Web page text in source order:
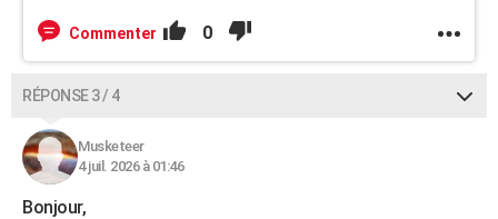
Commenter 0
RÉPONSE 3 / 4
Musketeer
4 juil. 2026 à 01:46
Bonjour,